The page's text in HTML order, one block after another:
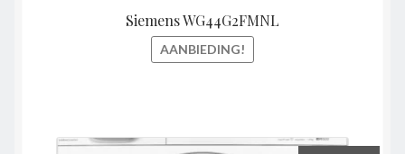
Siemens WG44G2FMNL
AANBIEDING!